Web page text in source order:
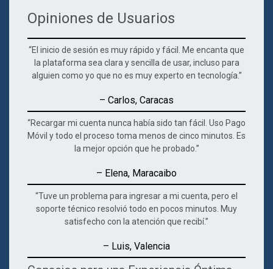
Opiniones de Usuarios
“El inicio de sesión es muy rápido y fácil. Me encanta que
la plataforma sea clara y sencilla de usar, incluso para
alguien como yo que no es muy experto en tecnología.”
– Carlos, Caracas
“Recargar mi cuenta nunca había sido tan fácil. Uso Pago
Móvil y todo el proceso toma menos de cinco minutos. Es
la mejor opción que he probado.”
– Elena, Maracaibo
“Tuve un problema para ingresar a mi cuenta, pero el
soporte técnico resolvió todo en pocos minutos. Muy
satisfecho con la atención que recibí.”
– Luis, Valencia